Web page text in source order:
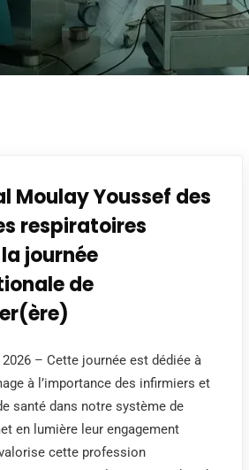
Moulay Youssef des
respiratoires
journée
de
– Cette journée est dédiée à
à l’importance des infirmiers et
santé dans notre système de
en lumière leur engagement
cette profession